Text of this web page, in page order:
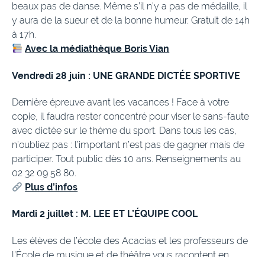
beaux pas de danse. Même s’il n’y a pas de médaille, il
y aura de la sueur et de la bonne humeur. Gratuit de 14h
à 17h.
Avec la médiathèque Boris Vian
Vendredi 28 juin : UNE GRANDE DICTÉE SPORTIVE
Dernière épreuve avant les vacances ! Face à votre
copie, il faudra rester concentré pour viser le sans-faute
avec dictée sur le thème du sport. Dans tous les cas,
n’oubliez pas : l’important n’est pas de gagner mais de
participer. Tout public dès 10 ans. Renseignements au
02 32 09 58 80.
Plus d’infos
Mardi 2 juillet : M. LEE ET L’ÉQUIPE COOL
Les élèves de l’école des Acacias et les professeurs de
l’École de musique et de théâtre vous racontent en